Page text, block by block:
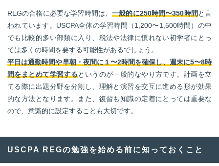
REGの合格に必要な学習時間は、一般的に250時間〜350時間 と言
われています。USCPA全体の学習時間（1,200〜1,500時間）の中
でも比較的多い部類に入り、税法や法律に慣れない初学者にとっ
ては多くの時間を要する可能性があるでしょう。
平日は通勤時間や早朝・夜間に１〜2時間を確保し、週末に5〜8時
間をまとめて学習するというのが一般的なやり方です。計画を立
てる際に出題分野を分割し、理解と演習を交互に進める形が効果
的な方法となります。また、復習も知識の定着にとっては重要な
ので、意識的に設定することも大切です。
USCPA REGの勉強を始める前に知っておくこと